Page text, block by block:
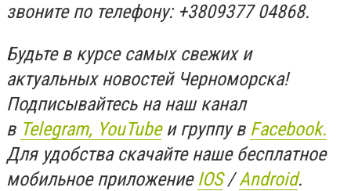
звоните по телефону: +3809377 04868.
Будьте в курсе самых свежих и
актуальных новостей Черноморска!
Подписывайтесь на наш канал
в Telegram, YouTubeи группу в Facebook.
Для удобства скачайте наше бесплатное
мобильное приложение IOS/Android.